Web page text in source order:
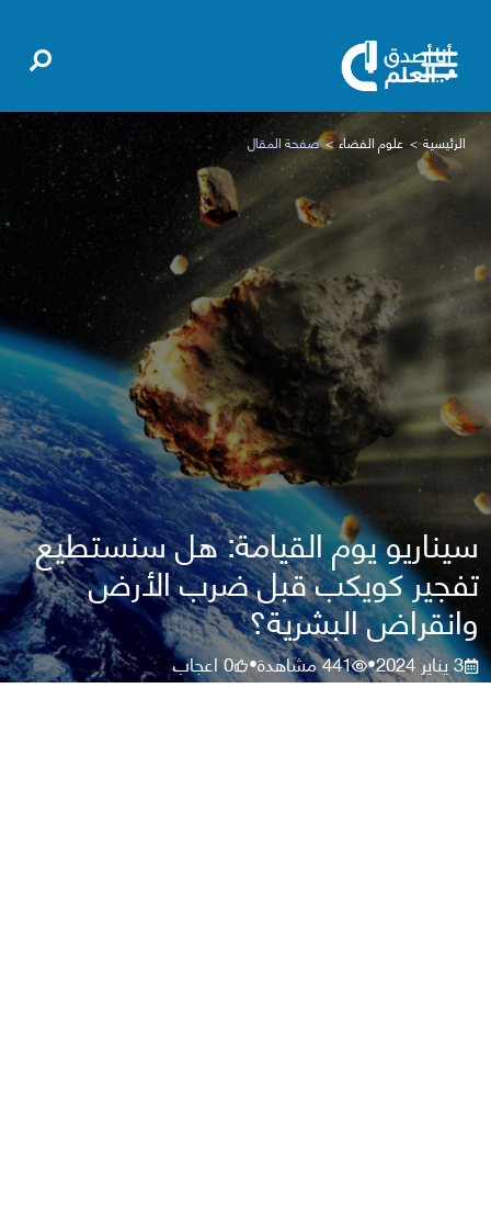
الرئيسية علوم الفضاء صفحة المقال
سيناريو يوم القيامة: هل سنستطيع
تفجير كويكب قبل ضرب الأرض
وانقراض البشرية؟
3 يناير 2024 •
441مشاهدة•
0اعجاب